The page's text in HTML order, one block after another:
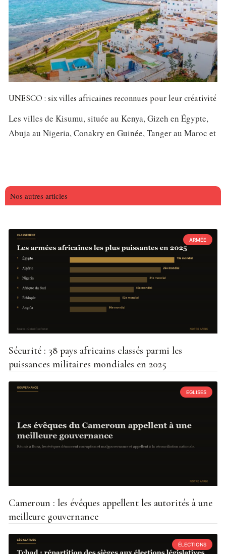
UNESCO : six villes africaines reconnues pour leur créativité
Les villes de Kisumu, située au Kenya, Gizeh en Égypte,
Abuja au Nigeria, Conakry en Guinée, Tanger au Maroc et
Nos autres articles
ARMÉE
Sécurité : 38 pays africains classés parmi les
puissances militaires mondiales en 2025
EGLISES
Cameroun : les évêques appellent les autorités à une
meilleure gouvernance
ÉLECTIONS